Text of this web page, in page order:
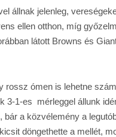
állnak jelenleg,
ellen otthon, míg
látott Browns és
rossz ómen is lehetne
3-1-es mérleggel állunk
bár a közvélemény a
döngethette a mellét,